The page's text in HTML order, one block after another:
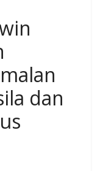
dan